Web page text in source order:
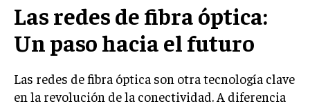
Las redes de fibra óptica:
Un paso hacia el futuro
Las redes de fibra óptica son otra tecnología clave
en la revolución de la conectividad. A diferencia